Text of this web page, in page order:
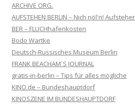
ARCHIVE ORG.
AUFSTEHEN BERLIN – Nich nöl'n!
BER – FLUCHhafenkosten
Bodo Wartke
Deutsch-Russisches Museum Berlin
FRANK BEACHAM´S JOURNAL
gratis-in-berlin – Tips für alles mögliche
KINO.de – Bundeshauptdorf
KINOSZENE IM BUNDESHAUPTDORF